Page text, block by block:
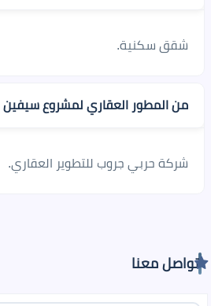
شقق سكنية.
من المطور العقاري لمشروع سيفين
شركة حربي جروب للتطوير العقاري.
تواصل معنا